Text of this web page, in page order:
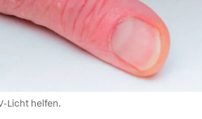
Licht helfen.